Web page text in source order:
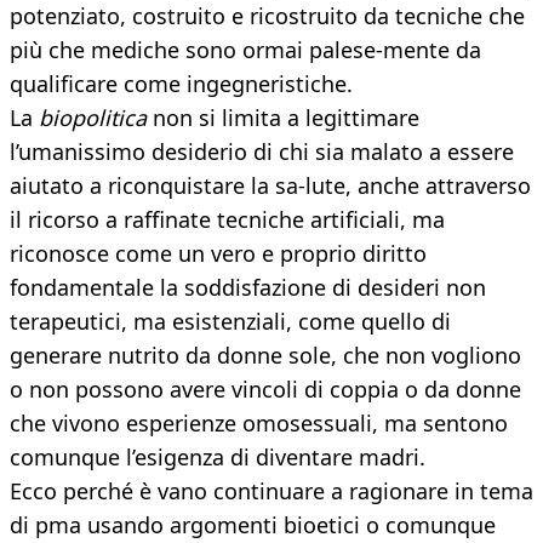
potenziato, costruito e ricostruito da tecniche che
più che mediche sono ormai palese-mente da
qualificare come ingegneristiche.
La biopoliticanon si limita a legittimare
l’umanissimo desiderio di chi sia malato a essere
aiutato a riconquistare la sa-lute, anche attraverso
il ricorso a raffinate tecniche artificiali, ma
riconosce come un vero e proprio diritto
fondamentale la soddisfazione di desideri non
terapeutici, ma esistenziali, come quello di
generare nutrito da donne sole, che non vogliono
o non possono avere vincoli di coppia o da donne
che vivono esperienze omosessuali, ma sentono
comunque l’esigenza di diventare madri.
Ecco perché è vano continuare a ragionare in tema
di pma usando argomenti bioetici o comunque